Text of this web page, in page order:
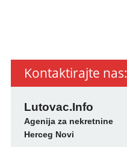
Kontaktirajte nas:
Lutovac.Info
Agenija za nekretnine
Herceg Novi